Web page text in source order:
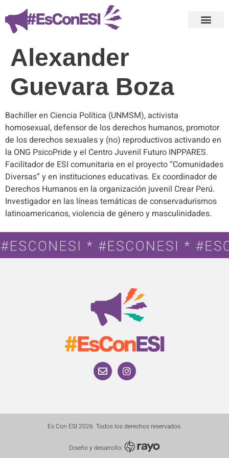
Alexander
Guevara Boza
Bachiller en Ciencia Política (UNMSM), activista
homosexual, defensor de los derechos humanos, promotor
de los derechos sexuales y (no) reproductivos activando en
la ONG PsicoPride y el Centro Juvenil Futuro INPPARES.
Facilitador de ESI comunitaria en el proyecto “Comunidades
Diversas” y en instituciones educativas. Ex coordinador de
Derechos Humanos en la organización juvenil Crear Perú.
Investigador en las líneas temáticas de conservadurismos
latinoamericanos, violencia de género y masculinidades.
Es Con ESI 2026. Todos los derechos reservados.
Diseño y desarrollo: